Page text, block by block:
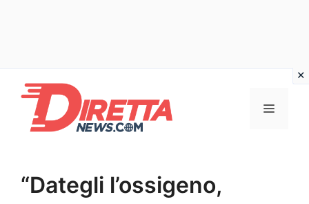
contenuto
Menu
“Dategli l’ossigeno,